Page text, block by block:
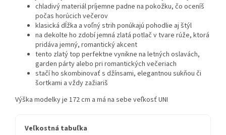
chladivý materiál príjemne padne na pokožku, čo oceníš
počas horúcich večerov
klasická dĺžka a voľný strih ponúkajú pohodlie aj štýl
na dekolte ho zdobí jemná zlatá potlač v tvare rúže, ktorá
pridáva jemný, romantický akcent
tento zlatý top perfektne vynikne na letných oslavách,
garden párty alebo pri romantických večeriach
stačí ho skombinovať s džínsami, elegantnou sukňou či
šortkami a vždy zažiariš
Výška modelky je 172 cm a má na sebe veľkosť UNI
Veľkostná tabuľka